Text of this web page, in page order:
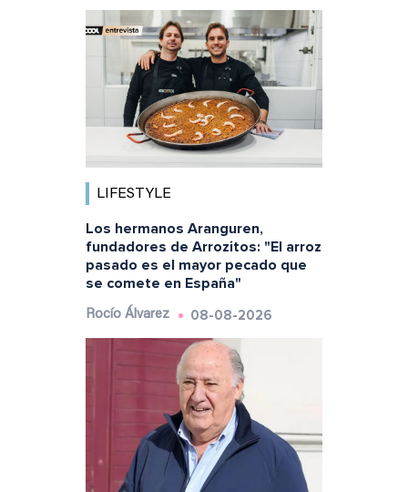
LIFESTYLE
Los hermanos Aranguren,
fundadores de Arrozitos: "El arroz
pasado es el mayor pecado que
se comete en España"
Rocío Álvarez 08-08-2026